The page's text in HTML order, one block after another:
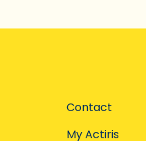
Contact
My Actiris